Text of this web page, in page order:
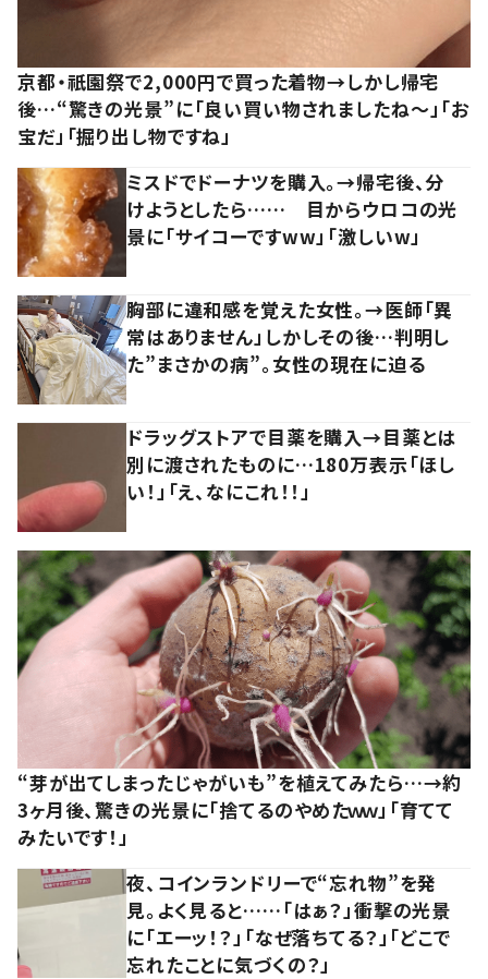
京都・祇園祭で2,000円で買った着物→しかし帰宅
後…“驚きの光景”に「良い買い物されましたね～」「お
宝だ」「掘り出し物ですね」
ミスドでドーナツを購入。→帰宅後、分
けようとしたら…… 目からウロコの光
景に「サイコーですww」「激しいw」
胸部に違和感を覚えた女性。→医師「異
常はありません」しかしその後…判明し
た”まさかの病”。女性の現在に迫る
ドラッグストアで目薬を購入→目薬とは
別に渡されたものに…180万表示「ほし
い！」「え、なにこれ！！」
“芽が出てしまったじゃがいも”を植えてみたら…→約
3ヶ月後、驚きの光景に「捨てるのやめたｗｗ」「育てて
みたいです！」
夜、コインランドリーで“忘れ物”を発
見。よく見ると……「はぁ？」衝撃の光景
に「エーッ！？」「なぜ落ちてる？」「どこで
忘れたことに気づくの？」